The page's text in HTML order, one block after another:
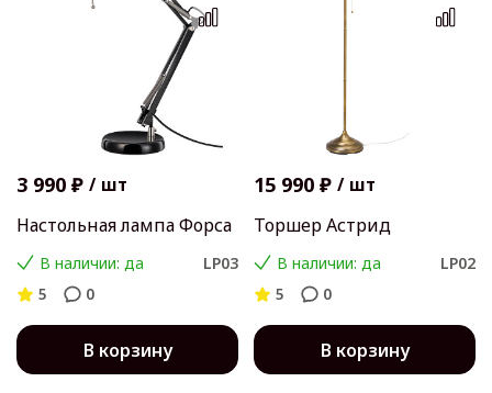
3 990 ₽ / шт
Настольная лампа Форса
В наличии: да
LP03
5
0
В корзину
15 990 ₽ / шт
Торшер Астрид
В наличии: да
LP02
5
0
В корзину